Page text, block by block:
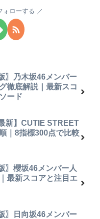
ォローする
〗乃木坂46メンバー
徹底解説｜最新スコ
ード
新】CUTIE STREET
｜8指標300点で比較
〗櫻坂46メンバー人
最新スコアと注目エ
〗日向坂46メンバー